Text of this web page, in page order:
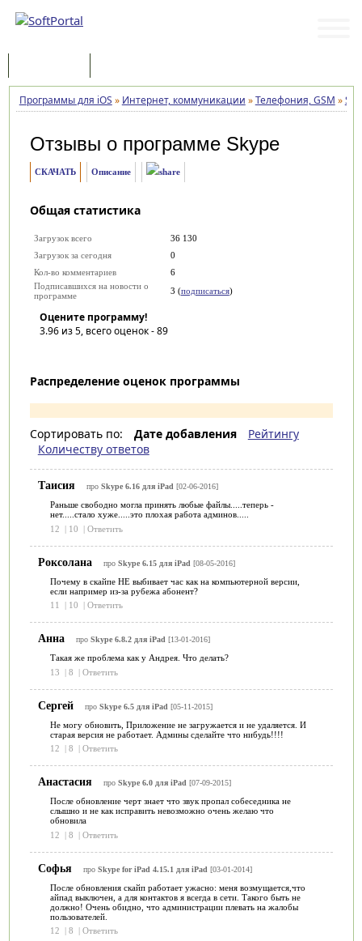
Программы для iOS » Интернет, коммуникации »Телефония, GSM »
Отзывы о программе Skype
СКАЧАТЬ Описание
Общая статистика
Загрузок всего
36 130
Загрузок за сегодня
0
Кол-во комментариев
6
Подписавшихся на новости о
программе
3 (подписаться)
Оцените программу!
3.96из 5, всего оценок -89
Распределение оценок программы
Сортировать по: Дате добавления
Рейтингу
Количеству ответов
Таисия про Skype 6.16 для iPad [02-06-2016]
Раньше свободно могла принять любые файлы.....теперь -
нет.....стало хуже.....это плохая работа админов.....
12
| 10 | Ответить
Роксолана про Skype 6.15 для iPad [08-05-2016]
Почему в скайпе НЕ выбивает час как на компьютерной версии,
если например из-за рубежа абонент?
11
| 10 | Ответить
Анна про Skype 6.8.2 для iPad [13-01-2016]
Такая же проблема как у Андрея. Что делать?
13
| 8 | Ответить
Сергей про Skype 6.5 для iPad [05-11-2015]
Не могу обновить, Приложение не загружается и не удаляется. И
старая версия не работает. Админы сделайте что нибудь!!!!
12
| 8 | Ответить
Анастасия про Skype 6.0 для iPad [07-09-2015]
После обновление черт знает что звук пропал собеседника не
слышно и не как исправить невозможно очень желаю что
обновила
12
| 8 | Ответить
Софья про Skype for iPad 4.15.1 для iPad [03-01-2014]
После обновления скайп работает ужасно: меня возмущается,что
айпад выключен, а для контактов я всегда в сети. Такого быть не
должно! Очень обидно, что администрации плевать на жалобы
пользователей.
12
| 8 | Ответить